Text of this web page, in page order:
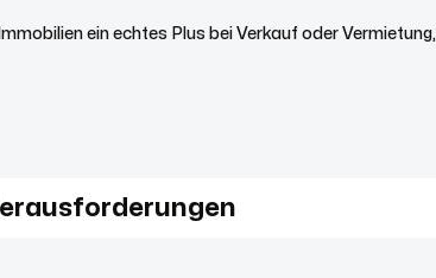
ein echtes Plus bei Verkauf oder